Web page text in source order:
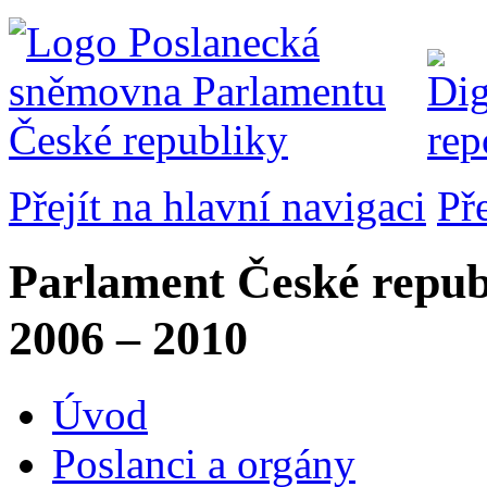
Přejít na hlavní navigaci
Parlament České
2006 – 2010
Úvod
Poslanci a orgány